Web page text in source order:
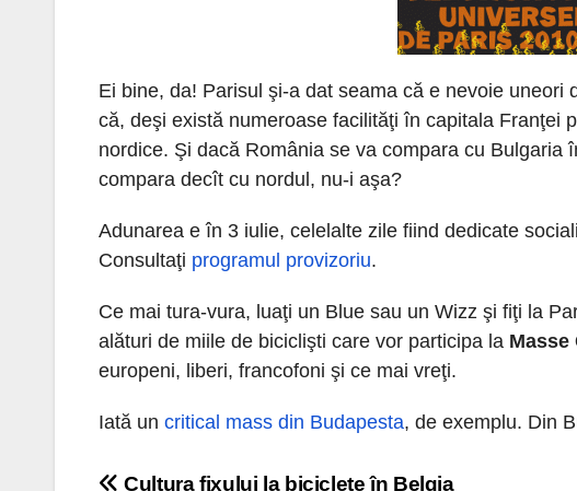
Ei bine, da! Parisul şi-a dat seama că e nevoie
că, deşi există numeroase facilităţi în capitala Franţei
nordice. Şi dacă România se va compara cu Bulgaria
compara decît cu nordul, nu-i aşa?
Adunarea e în 3 iulie, celelalte zile fiind dedicate
Consultaţi programul provizoriu.
Ce mai tura-vura, luaţi un Blue sau un Wizz şi fiţi la
alături de miile de biciclişti care vor participa la Masse
europeni, liberi, francofoni şi ce mai vreţi.
Iată un critical mass din Budapesta, de exemplu. Din
Cultura fixului la biciclete în Belgia